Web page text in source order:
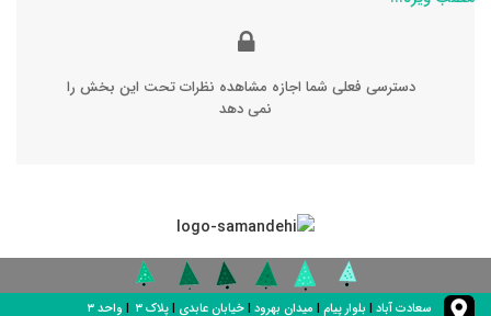
دسترسی فعلی شما اجازه مشاهده نظرات تحت این بخش را
نمی دهد
سعادت آباد | بلوار پیام | میدان بهرود |خیابان عابدی |پلاک ۳ | واحد ۳